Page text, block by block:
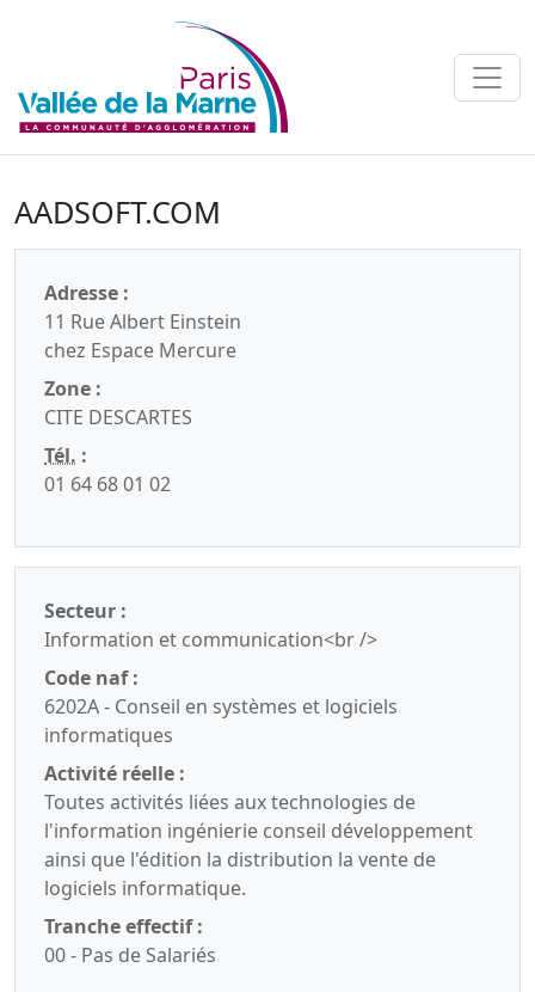
AADSOFT.COM
Adresse :
11 Rue Albert Einstein
chez Espace Mercure
Zone :
CITE DESCARTES
Tél. :
01 64 68 01 02
Secteur :
Information et communication<br />
Code naf :
6202A - Conseil en systèmes et logiciels
informatiques
Activité réelle :
Toutes activités liées aux technologies de
l'information ingénierie conseil développement
ainsi que l'édition la distribution la vente de
logiciels informatique.
Tranche effectif :
00 - Pas de Salariés